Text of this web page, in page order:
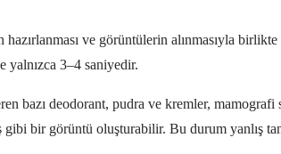
ve görüntülerin alınmasıyla
yalnızca 3–4 saniyedir.
bazı deodorant, pudra ve kremler, mamografi
bir görüntü oluşturabilir. Bu durum yanlış